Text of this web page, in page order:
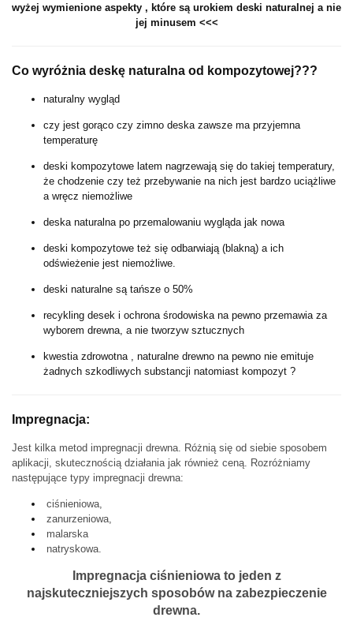
wyżej wymienione aspekty , które są urokiem deski naturalnej a nie
jej minusem <<<
Co wyróżnia deskę naturalna od kompozytowej???
naturalny wygląd
czy jest gorąco czy zimno deska zawsze ma przyjemna
temperaturę
deski kompozytowe latem nagrzewają się do takiej temperatury,
że chodzenie czy też przebywanie na nich jest bardzo uciążliwe
a wręcz niemożliwe
deska naturalna po przemalowaniu wygląda jak nowa
deski kompozytowe też się odbarwiają (blakną) a ich
odświeżenie jest niemożliwe.
deski naturalne są tańsze o 50%
recykling desek i ochrona środowiska na pewno przemawia za
wyborem drewna, a nie tworzyw sztucznych
kwestia zdrowotna , naturalne drewno na pewno nie emituje
żadnych szkodliwych substancji natomiast kompozyt ?
Impregnacja:
Jest kilka metod impregnacji drewna. Różnią się od siebie sposobem
aplikacji, skutecznością działania jak również ceną. Rozróżniamy
następujące typy impregnacji drewna:
ciśnieniowa,
zanurzeniowa,
malarska
natryskowa.
Impregnacja ciśnieniowa to jeden z
najskuteczniejszych sposobów na zabezpieczenie
drewna.